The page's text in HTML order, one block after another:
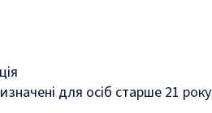
для осіб старше 21